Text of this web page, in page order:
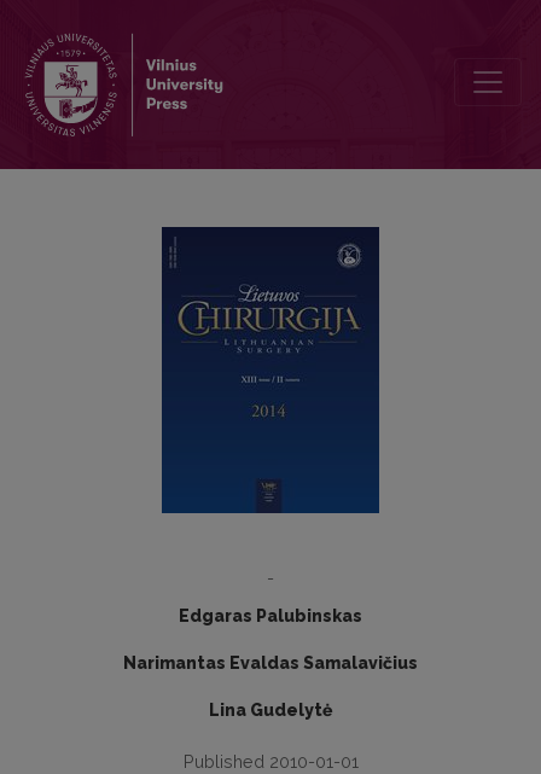
-
Edgaras Palubinskas
Narimantas Evaldas Samalavičius
Lina Gudelytė
Published 2010-01-01